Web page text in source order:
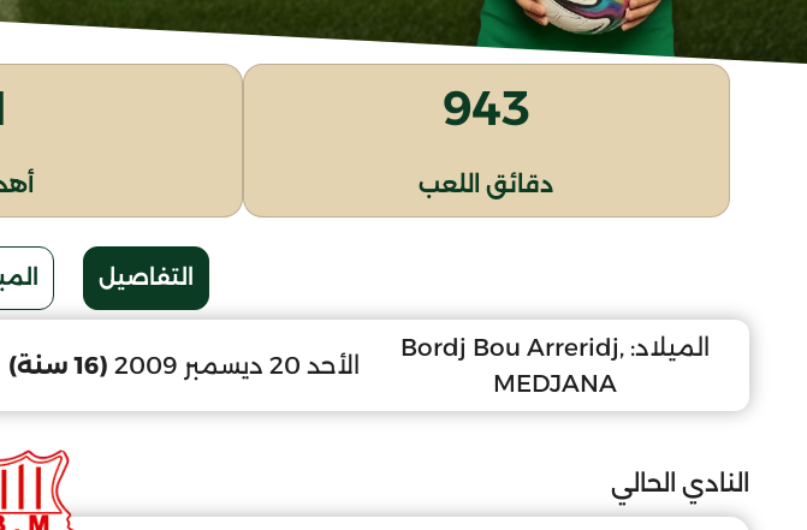
943
دقائق اللعب
التفاصيل
الميلاد: Bordj Bou Arreridj,
MEDJANA
الأحد 20 ديسمبر 2009 (16 سنة)
النادي الحالي